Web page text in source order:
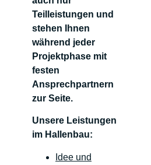
Teilleistungen und
stehen Ihnen
während jeder
Projektphase mit
festen
Ansprechpartnern
zur Seite.
Unsere Leistungen
im Hallenbau:
Idee und